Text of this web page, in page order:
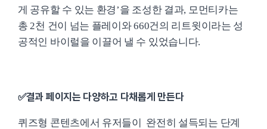
게 공유할 수 있는 환경’을 조성한 결과, 모먼티카는
총 2천 건이 넘는 플레이와 660건의 리트윗이라는 성
공적인 바이럴을 이끌어 낼 수 있었습니다.
✅결과 페이지는 다양하고 다채롭게 만든다
퀴즈형 콘텐츠에서 유저들이 완전히 설득되는 단계